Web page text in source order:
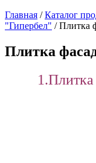
Главная /Каталог
"Гипербел" /Плитка
Плитка